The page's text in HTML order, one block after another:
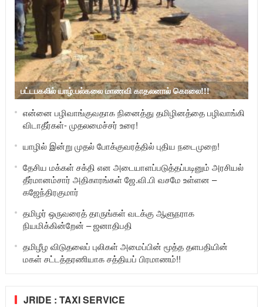
பட்டபகலில் யாழ்.பல்கலை மாணவி காதலனால் கொலை!!!
என்னை பழிவாங்குவதாக நினைத்து தமிழினத்தை பழிவாங்கி
விடாதீர்கள்- முதலமைச்சர் உரை!
யாழில் இன்று முதல் போக்குவரத்தில் புதிய நடைமுறை!
தேசிய மக்கள் சக்தி என அடையாளப்படுத்தப்படினும் அரசியல்
தீர்மானம்சார் அதிகாரங்கள் ஜே.வி.பி வசமே உள்ளன –
கஜேந்திரகுமார்
தமிழர் ஒருவரைத் தாருங்கள் வடக்கு ஆளுநராக
நியமிக்கின்றேன் – ஜனாதிபதி
தமிழீழ விடுதலைப் புலிகள் அமைப்பின் மூத்த தளபதியின்
மகள் சட்டத்தரணியாக சத்தியப் பிரமாணம்!!
JRIDE : TAXI SERVICE